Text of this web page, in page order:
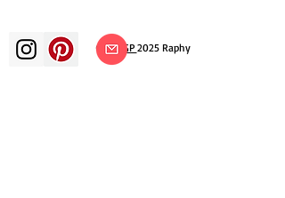
© ADAGP 2025 Raphy